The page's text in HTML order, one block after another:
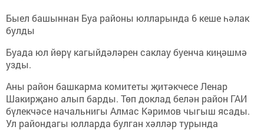
Быел башыннан Буа районы юлларында 6 кеше һәлак
булды
Буада юл йөрү кагыйдәләрен саклау буенча киңәшмә
узды.
Аны район башкарма комитеты җитәкчесе Ленар
Шакирҗано алып барды. Төп доклад белән район ГАИ
бүлекчәсе начальнигы Алмас Кәримов чыгыш ясады.
Ул райондагы юлларда булган хәлләр турында